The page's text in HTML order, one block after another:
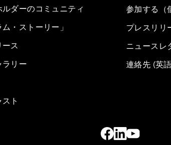
ダーのコミュニティ
ム・ストーリー」
ス
ラリー
ト
参加する（
プレスリリ
ニュースレ
連絡先 (英